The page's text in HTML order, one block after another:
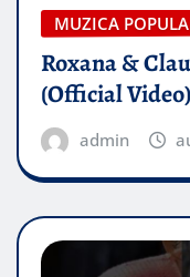
MUZICA
Roxana &
(Official Video)
admin